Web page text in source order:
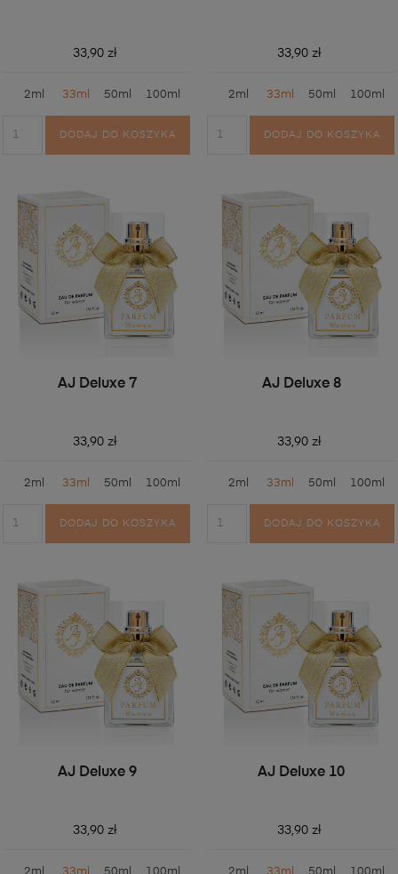
33,90 zł
2ml 33ml 50ml 100ml
DODAJ DO KOSZYKA
33,90 zł
2ml 33ml 50ml 100ml
DODAJ DO KOSZYKA
AJ Deluxe 7
33,90 zł
2ml 33ml 50ml 100ml
DODAJ DO KOSZYKA
AJ Deluxe 8
33,90 zł
2ml 33ml 50ml 100ml
DODAJ DO KOSZYKA
AJ Deluxe 9
33,90 zł
AJ Deluxe 10
33,90 zł